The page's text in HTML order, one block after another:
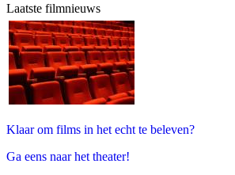
Laatste filmnieuws
Klaar om films in het echt te beleven?
Ga eens naar het theater!